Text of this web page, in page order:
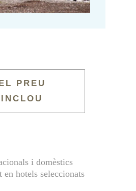
PREU
INCLOU
i domèstics
en hotels seleccionats